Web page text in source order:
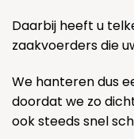
Daarbij heeft u
zaakvoerders die
We hanteren dus
doordat we zo
ook steeds snel